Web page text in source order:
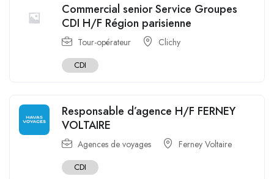
Commercial senior Service Groupes
CDI H/F Région parisienne
Tour-opérateur Clichy
CDI
Responsable d’agence H/F FERNEY
VOLTAIRE
Agences de voyages Ferney Voltaire
CDI